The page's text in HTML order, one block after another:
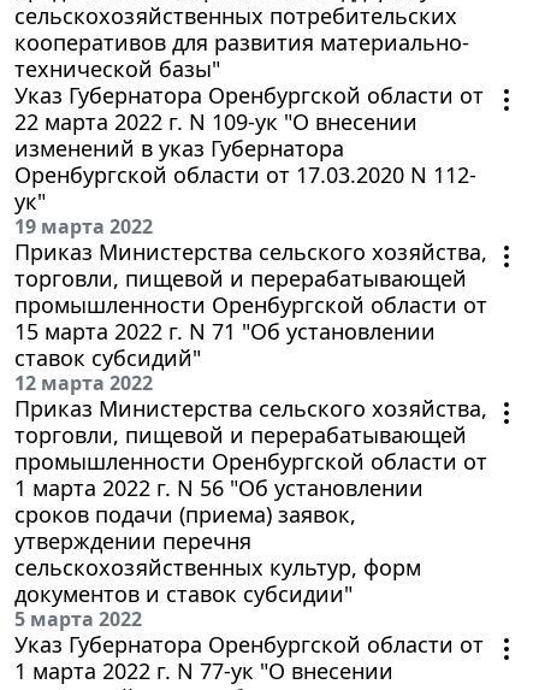
сельскохозяйственных потребительских
кооперативов для развития материально-
технической базы"
Указ Губернатора Оренбургской области от
22 марта 2022 г. N 109-ук "О внесении
изменений в указ Губернатора
Оренбургской области от 17.03.2020 N 112-
ук"
19 марта 2022
Приказ Министерства сельского хозяйства,
торговли, пищевой и перерабатывающей
промышленности Оренбургской области от
15 марта 2022 г. N 71 "Об установлении
ставок субсидий"
12 марта 2022
Приказ Министерства сельского хозяйства,
торговли, пищевой и перерабатывающей
промышленности Оренбургской области от
1 марта 2022 г. N 56 "Об установлении
сроков подачи (приема) заявок,
утверждении перечня
сельскохозяйственных культур, форм
документов и ставок субсидии"
5 марта 2022
Указ Губернатора Оренбургской области от
1 марта 2022 г. N 77-ук "О внесении